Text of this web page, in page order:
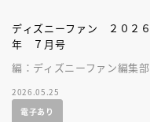
ディズニーファン ２０２６
年 ７月号
編：ディズニーファン編集部
2026.05.25
電子あり